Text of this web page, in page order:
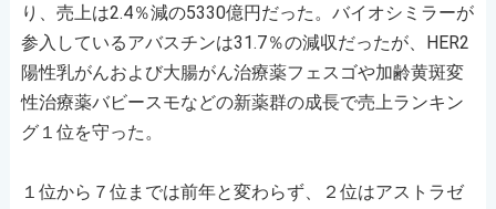
り、売上は2.4％減の5330億円だった。バイオシミラーが
参入しているアバスチンは31.7％の減収だったが、HER2
陽性乳がんおよび大腸がん治療薬フェスゴや加齢黄斑変
性治療薬バビースモなどの新薬群の成長で売上ランキン
グ１位を守った。
１位から７位までは前年と変わらず、２位はアストラゼ